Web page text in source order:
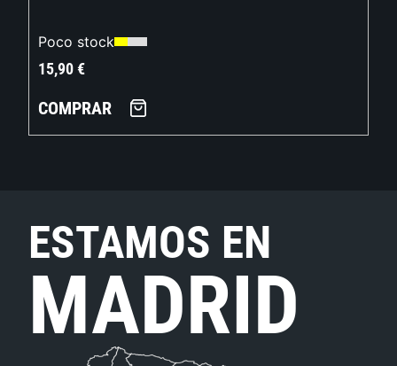
Poco stock
15,90€
COMPRAR
ESTAMOS EN
MADRID